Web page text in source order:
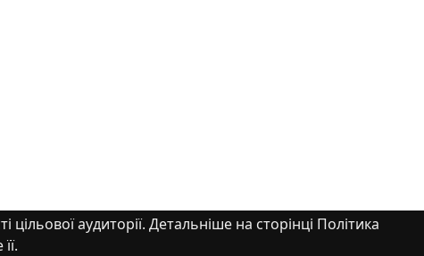
аудиторії. Детальніше на сторінці Політика